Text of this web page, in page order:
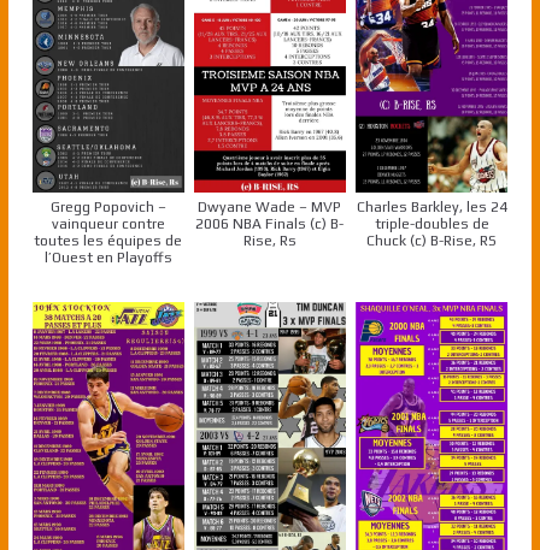
Gregg Popovich –
vainqueur contre
toutes les équipes de
l’Ouest en Playoffs
Dwyane Wade – MVP
2006 NBA Finals (c) B-
Rise, Rs
Charles Barkley, les 24
triple-doubles de
Chuck (c) B-Rise, RS